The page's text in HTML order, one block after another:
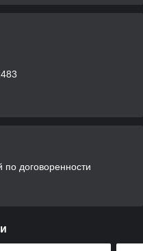
по договоренности